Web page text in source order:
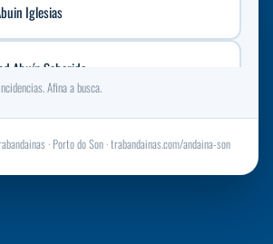
Iglesias
Abuín Saborido
MANTEIGA
Loira
Afina a busca.
· Porto do Son · trabandainas.com/andaina-son